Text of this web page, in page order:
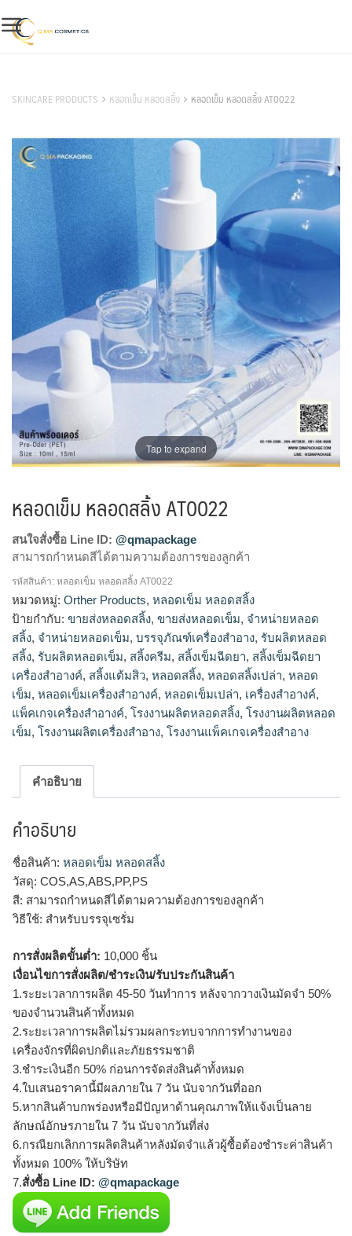
to
content
SKINCARE PRODUCTS หลอดเข็ม หลอดสลิ้ง หลอดเข็ม หลอดสลิ้ง AT0022
Tap to expand
หลอดเข็ม หลอดสลิ้ง AT0022
สนใจสั่งซื้อ Line ID: @qmapackage
สามารถกำหนดสีได้ตามความต้องการของลูกค้า
โรงงานผลิตหลอดเข็ม,รับผลิตหลอดเข็ม,ขายส่งหลอด
เข็ม,จำหน่ายหลอดเข็ม,โรงงานผลิตหลอดสลิ้ง,จำหน่ายหลอด
สลิ้ง,ขายส่งหลอดสลิ้ง,รับผลิตหลอดสลิ้ง
รหัสสินค้า: หลอดเข็ม หลอดสลิ้ง AT0022
หมวดหมู่: Orther Products, หลอดเข็ม หลอดสลิ้ง
ป้ายกำกับ: ขายส่งหลอดสลิ้ง, ขายส่งหลอดเข็ม, จำหน่ายหลอด
สลิ้ง, จำหน่ายหลอดเข็ม, บรรจุภัณฑ์เครื่องสำอาง, รับผลิตหลอด
สลิ้ง, รับผลิตหลอดเข็ม, สลิ้งครีม, สลิ้งเข็มฉีดยา, สลิ้งเข็มฉีดยา
เครื่องสำอางค์, สลิ้งแต้มสิว, หลอดสลิ้ง, หลอดสลิ้งเปล่า, หลอด
เข็ม, หลอดเข็มเครื่องสำอางค์, หลอดเข็มเปล่า, เครื่องสำอางค์,
แพ็คเกจเครื่องสำอางค์, โรงงานผลิตหลอดสลิ้ง, โรงงานผลิตหลอด
เข็ม, โรงงานผลิตเครื่องสำอาง, โรงงานแพ็คเกจเครื่องสำอาง
คำอธิบาย
คำอธิบาย
ชื่อสินค้า: หลอดเข็ม หลอดสลิ้ง
วัสดุ: COS,AS,ABS,PP,PS
สี: สามารถกำหนดสีได้ตามความต้องการของลูกค้า
วิธีใช้: สำหรับบรรจุเซรั่ม
การสั่งผลิตขั้นต่ำ: 10,000 ชิ้น
เงื่อนไขการสั่งผลิต/ชำระเงิน/รับประกันสินค้า
1.ระยะเวลาการผลิต 45-50 วันทำการ หลังจากวางเงินมัดจำ 50%
ของจำนวนสินค้าทั้งหมด
2.ระยะเวลาการผลิตไม่รวมผลกระทบจากการทำงานของ
เครื่องจักรที่ผิดปกติและภัยธรรมชาติ
3.ชำระเงินอีก 50% ก่อนการจัดส่งสินค้าทั้งหมด
4.ใบเสนอราคานี้มีผลภายใน 7 วัน นับจากวันที่ออก
5.หากสินค้าบกพร่องหรือมีปัญหาด้านคุณภาพให้แจ้งเป็นลาย
ลักษณ์อักษรภายใน 7 วัน นับจากวันที่ส่ง
6.กรณียกเลิกการผลิตสินค้าหลังมัดจำแล้วผู้ซื้อต้องชำระค่าสินค้า
ทั้งหมด 100% ให้บริษัท
7.สั่งซื้อ Line ID: @qmapackage